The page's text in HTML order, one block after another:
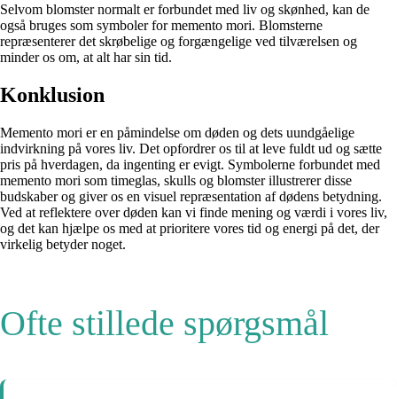
Selvom blomster normalt er forbundet med liv og skønhed, kan de
også bruges som symboler for memento mori. Blomsterne
repræsenterer det skrøbelige og forgængelige ved tilværelsen og
minder os om, at alt har sin tid.
Konklusion
Memento mori er en påmindelse om døden og dets uundgåelige
indvirkning på vores liv. Det opfordrer os til at leve fuldt ud og sætte
pris på hverdagen, da ingenting er evigt. Symbolerne forbundet med
memento mori som timeglas, skulls og blomster illustrerer disse
budskaber og giver os en visuel repræsentation af dødens betydning.
Ved at reflektere over døden kan vi finde mening og værdi i vores liv,
og det kan hjælpe os med at prioritere vores tid og energi på det, der
virkelig betyder noget.
Ofte stillede spørgsmål